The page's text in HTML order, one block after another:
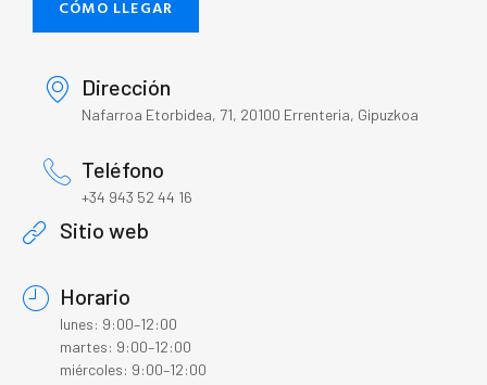
CÓMO LLEGAR
Dirección
Nafarroa Etorbidea, 71, 20100 Errenteria, Gipuzkoa
Teléfono
+34 943 52 44 16
Sitio web
Horario
lunes: 9:00–12:00
martes: 9:00–12:00
miércoles: 9:00–12:00